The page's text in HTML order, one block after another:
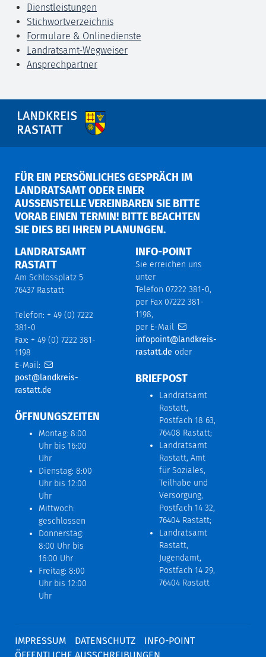
Dienstleistungen
Stichwortverzeichnis
Formulare & Onlinedienste
Landratsamt-Wegweiser
Ansprechpartner
FÜR EIN PERSÖNLICHES GESPRÄCH IM
LANDRATSAMT ODER EINER
AUSSENSTELLE VEREINBAREN SIE BITTE V
ORAB EINEN TERMIN! BITTE BEACHTEN S
IE DIES BEI IHREN PLANUNGEN.
LANDRATSAMT
RASTATT
Am Schlossplatz 5
76437 Rastatt
Telefon: + 49 (0) 7222
381-0
Fax: + 49 (0) 7222 381-
1198
E-Mail:
post@landkreis-
rastatt.de
ÖFFNUNGSZEITEN
Montag: 8:00
Uhr bis 16:00
Uhr
Dienstag: 8:00
Uhr bis 12:00
Uhr
Mittwoch:
geschlossen
Donnerstag:
8:00 Uhr bis
16:00 Uhr
Freitag: 8:00
Uhr bis 12:00
Uhr
INFO-POINT
Sie erreichen uns
unter
Telefon 07222 381-0,
per Fax 07222 381-
1198,
per E-Mail
infopoint@landkreis-
rastatt.de oder
BRIEFPOST
Landratsamt
Rastatt,
Postfach 18 63,
76408 Rastatt;
Landratsamt
Rastatt, Amt
für Soziales,
Teilhabe und
Versorgung,
Postfach 14 32,
76404 Rastatt;
Landratsamt
Rastatt,
Jugendamt,
Postfach 14 29,
76404 Rastatt
IMPRESSUM DATENSCHUTZ
INFO-POINT